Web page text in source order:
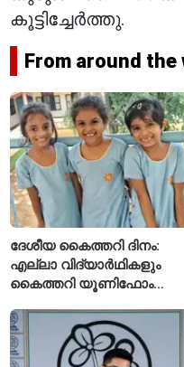
കൂട്ടിച്ചേർത്തു.
From around the
ദേശീയ കൈത്തറി ദിനം:
എല്ലാ വിദ്യാർഥികളും
കൈത്തറി യൂണിഫോം
സ്കൂൾ വേറിട്ട മാതൃക